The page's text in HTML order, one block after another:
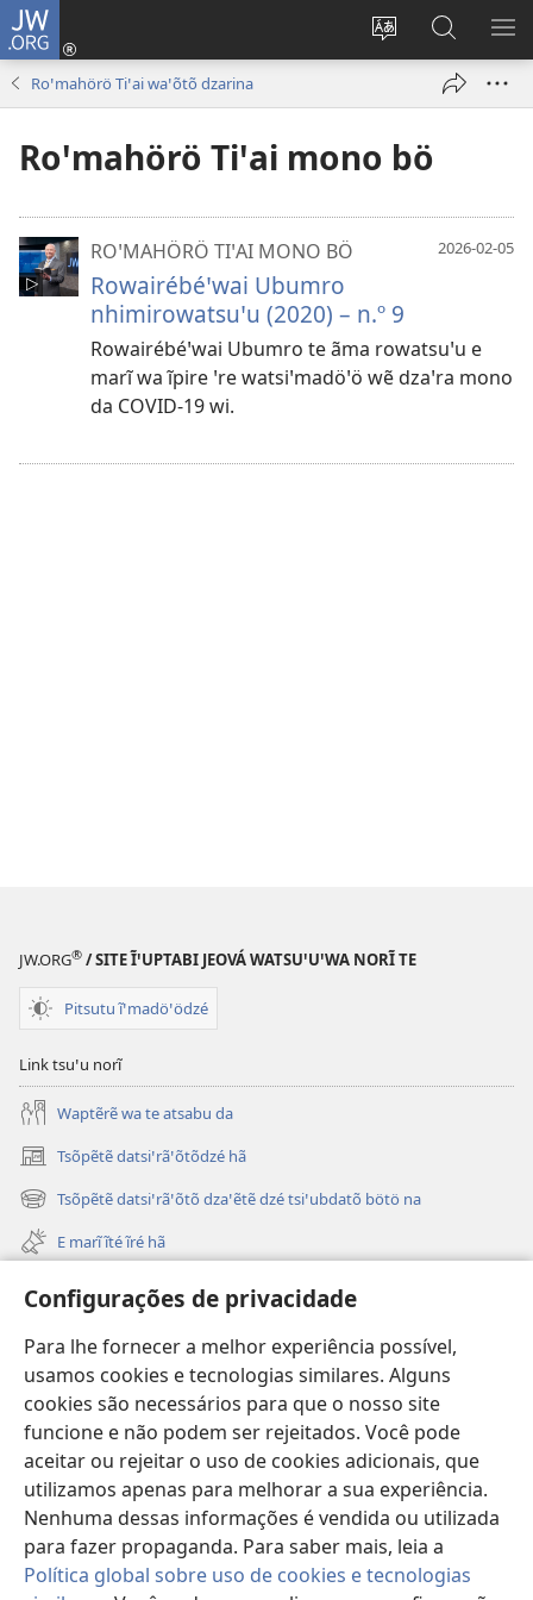
Configurações de privacidade
Para lhe fornecer a melhor experiência possível,
usamos cookies e tecnologias similares. Alguns
cookies são necessários para que o nosso site
funcione e não podem ser rejeitados. Você pode
aceitar ou rejeitar o uso de cookies adicionais, que
utilizamos apenas para melhorar a sua experiência.
Nenhuma dessas informações é vendida ou utilizada
para fazer propaganda. Para saber mais, leia a
Política global sobre uso de cookies e tecnologias
JW.ORG
Ãma
hã
na
Log
Tsô
airĩti
JW.ORG
Roꞌmahörö Tiꞌai waꞌõtõ dzarina
Roꞌmahörö Tiꞌai mono bö
2026-02-05
ROꞌMAHÖRÖ TIꞌAI MONO BÖ
Rowairébéꞌwai Ubumro
nhimirowatsuꞌu (2020) – n.º 9
Rowairébéꞌwai Ubumro te ãma rowatsuꞌu e
marĩ wa ĩpire ꞌre watsiꞌmadöꞌö wẽ dzaꞌra mono
da COVID-19 wi.
JW.ORG® / SITE ĨꞌUPTABI JEOVÁ WATSUꞌUꞌWA NORĨ TE
Pitsutu ĩꞌmadöꞌödzé
Link tsuꞌu norĩ
Waptẽrẽ wa te atsabu da
Tsõpẽtẽ datsiꞌrãꞌõtõdzé hã
(opens
new
window)
Tsõpẽtẽ datsiꞌrãꞌõtõ dzaꞌẽtẽ dzé tsiꞌubdatõ bötö na
(opens
new
window)
E marĩ ĩté ĩré hã
Ĩropodo
Danhibdzari
(opens
new
window)Ĩhöiwarobo Ubumrodzé On-line
(opens
new
window)
®
(opens
new
window)